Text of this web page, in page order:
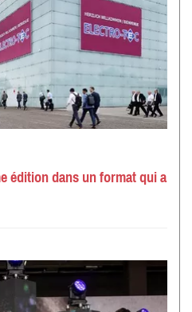
édition dans un format qui a